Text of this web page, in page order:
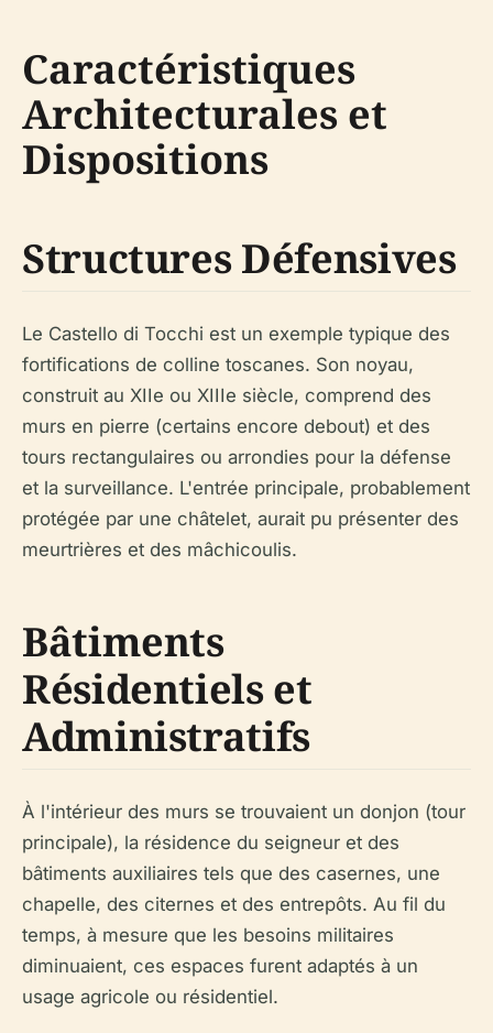
Caractéristiques
Architecturales et
Dispositions
Structures Défensives
Le Castello di Tocchi est un exemple typique des
fortifications de colline toscanes. Son noyau,
construit au XIIe ou XIIIe siècle, comprend des
murs en pierre (certains encore debout) et des
tours rectangulaires ou arrondies pour la défense
et la surveillance. L'entrée principale, probablement
protégée par une châtelet, aurait pu présenter des
meurtrières et des mâchicoulis.
Bâtiments
Résidentiels et
Administratifs
À l'intérieur des murs se trouvaient un donjon (tour
principale), la résidence du seigneur et des
bâtiments auxiliaires tels que des casernes, une
chapelle, des citernes et des entrepôts. Au fil du
temps, à mesure que les besoins militaires
diminuaient, ces espaces furent adaptés à un
usage agricole ou résidentiel.